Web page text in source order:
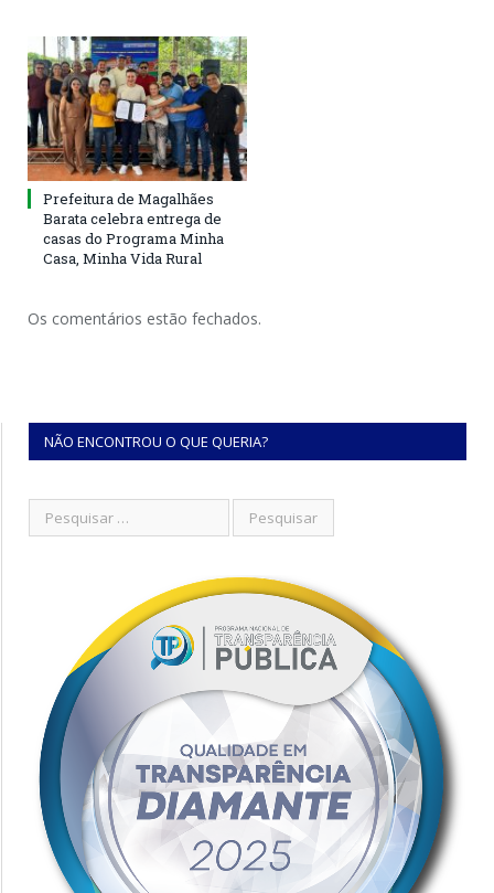
Prefeitura de Magalhães
Barata celebra entrega de
casas do Programa Minha
Casa, Minha Vida Rural
Os comentários estão fechados.
NÃO ENCONTROU O QUE QUERIA?